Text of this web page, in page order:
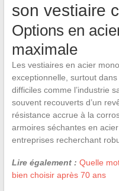
son vestiaire
Options en
maximale
Les vestiaires en acier
exceptionnelle, surtout
difficiles comme l’industrie
souvent recouverts d’un
résistance accrue à la
armoires séchantes en
entreprises recherchant
Lire également : Quelle
bien choisir après 70 ans